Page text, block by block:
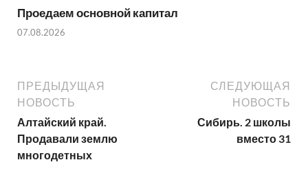
Проедаем основной капитал
07.08.2026
ПРЕДЫДУЩАЯ
НОВОСТЬ
Алтайский край.
Продавали землю
многодетных
СЛЕДУЮЩАЯ
НОВОСТЬ
Сибирь. 2 школы
вместо 31